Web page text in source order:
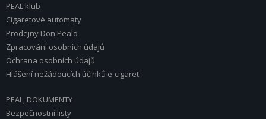
PEAL klub
Cigaretové automaty
Prodejny Don Pealo
Zpracování osobních údajů
Ochrana osobních údajů
Hlášení nežádoucích účinků e-cigaret
PEAL, DOKUMENTY
Bezpečnostní listy